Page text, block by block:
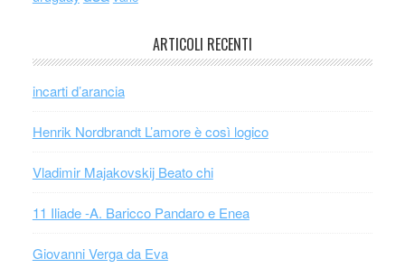
ARTICOLI RECENTI
incarti d’arancia
Henrik Nordbrandt L’amore è così logico
Vladimir Majakovskij Beato chi
11 Iliade -A. Baricco Pandaro e Enea
Giovanni Verga da Eva